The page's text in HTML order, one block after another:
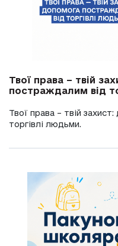
Твої права – твій
постраждалим від
Твої права – твій
торгівлі людьми.